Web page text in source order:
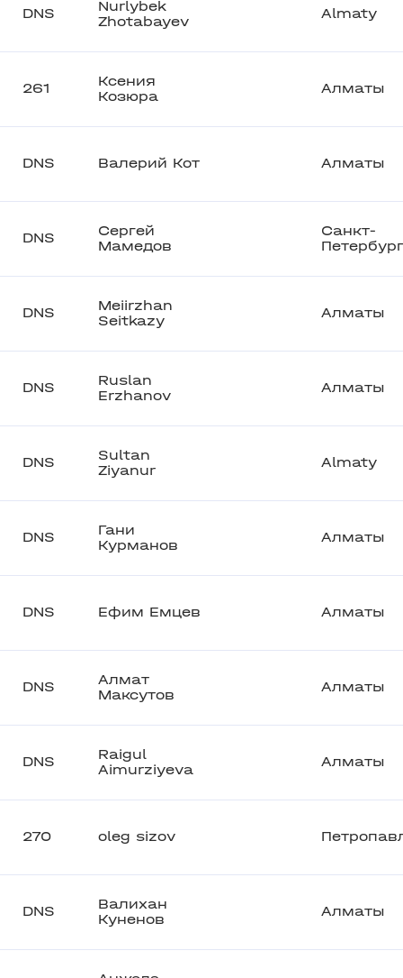
DNS
Nurlybek
Zhotabayev
Almaty
261
Ксения
Козюра
Алматы
DNS Валерий Кот Алматы
DNS
Сергей
Мамедов
Санкт-
Петербург
DNS
Meiirzhan
Seitkazy
Алматы
DNS
Ruslan
Erzhanov
Алматы
DNS
Sultan
Ziyanur
Almaty
DNS
Гани
Курманов
Алматы
DNS Ефим Емцев Алматы
DNS
Алмат
Максутов
Алматы
DNS
Raigul
Aimurziyeva
Алматы
270 oleg sizov
DNS
Валихан
Куненов
Алматы